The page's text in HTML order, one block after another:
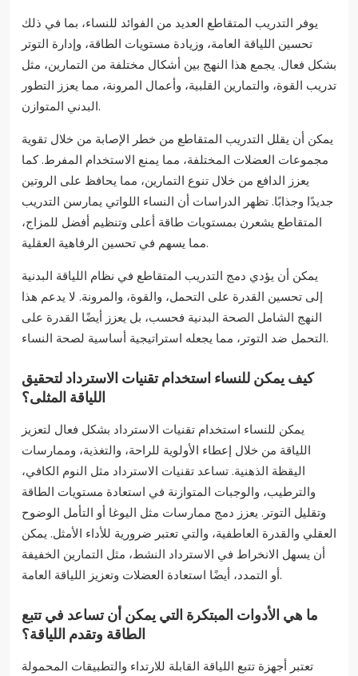
يوفر التدريب المتقاطع العديد من الفوائد للنساء، بما في ذلك
تحسين اللياقة العامة، وزيادة مستويات الطاقة، وإدارة التوتر
بشكل فعال. يجمع هذا النهج بين أشكال مختلفة من التمارين، مثل
تدريب القوة، والتمارين القلبية، وأعمال المرونة، مما يعزز التطور
البدني المتوازن.
يمكن أن يقلل التدريب المتقاطع من خطر الإصابة من خلال تقوية
مجموعات العضلات المختلفة، مما يمنع الاستخدام المفرط. كما
يعزز الدافع من خلال تنوع التمارين، مما يحافظ على الروتين
جديدًا وجذابًا. تظهر الدراسات أن النساء اللواتي يمارسن التدريب
المتقاطع يشعرن بمستويات طاقة أعلى وتنظيم أفضل للمزاج،
مما يسهم في تحسين الرفاهية العقلية.
يمكن أن يؤدي دمج التدريب المتقاطع في نظام اللياقة البدنية
إلى تحسين القدرة على التحمل، والقوة، والمرونة. لا يدعم هذا
النهج الشامل الصحة البدنية فحسب، بل يعزز أيضًا القدرة على
التحمل ضد التوتر، مما يجعله استراتيجية أساسية لصحة النساء.
كيف يمكن للنساء استخدام تقنيات الاسترداد لتحقيق
اللياقة المثلى؟
يمكن للنساء استخدام تقنيات الاسترداد بشكل فعال لتعزيز
اللياقة من خلال إعطاء الأولوية للراحة، والتغذية، وممارسات
اليقظة الذهنية. تساعد تقنيات الاسترداد مثل النوم الكافي،
والترطيب، والوجبات المتوازنة في استعادة مستويات الطاقة
وتقليل التوتر. يعزز دمج ممارسات مثل اليوغا أو التأمل الوضوح
العقلي والقدرة العاطفية، والتي تعتبر ضرورية للأداء الأمثل. يمكن
أن يسهل الانخراط في الاسترداد النشط، مثل التمارين الخفيفة
أو التمدد، أيضًا استعادة العضلات وتعزيز اللياقة العامة.
ما هي الأدوات المبتكرة التي يمكن أن تساعد في تتبع
الطاقة وتقدم اللياقة؟
تعتبر أجهزة تتبع اللياقة القابلة للارتداء والتطبيقات المحمولة